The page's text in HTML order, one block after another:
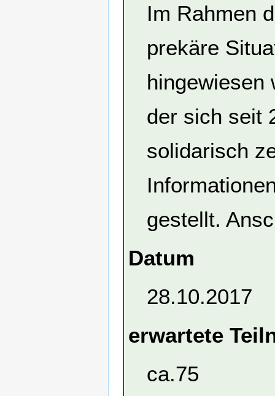
Im Rahmen
prekäre
hingewiesen
der sich seit
solidarisch
gestellt.
Datum
28.10.2017
erwartete
ca.75